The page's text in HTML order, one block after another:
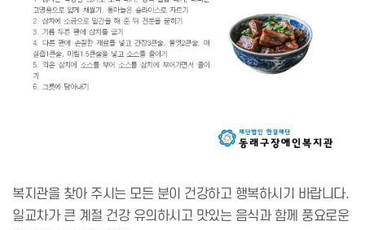
복지관을 찾아 주시는 모든 분이 건강하고 행복하시기 바랍니다.
일교차가 큰 계절 건강 유의하시고 맛있는 음식과 함께 풍요로운